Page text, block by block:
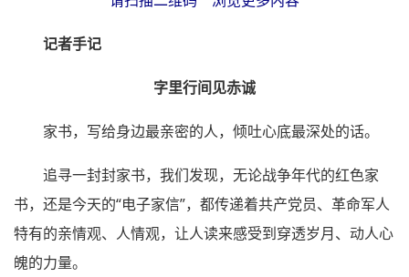
记者手记
字里行间见赤诚
家书，写给身边最亲密的人，倾吐心底最深处的话。
追寻一封封家书，我们发现，无论战争年代的红色家
书，还是今天的“电子家信”，都传递着共产党员、革命军人
特有的亲情观、人情观，让人读来感受到穿透岁月、动人心
魄的力量。